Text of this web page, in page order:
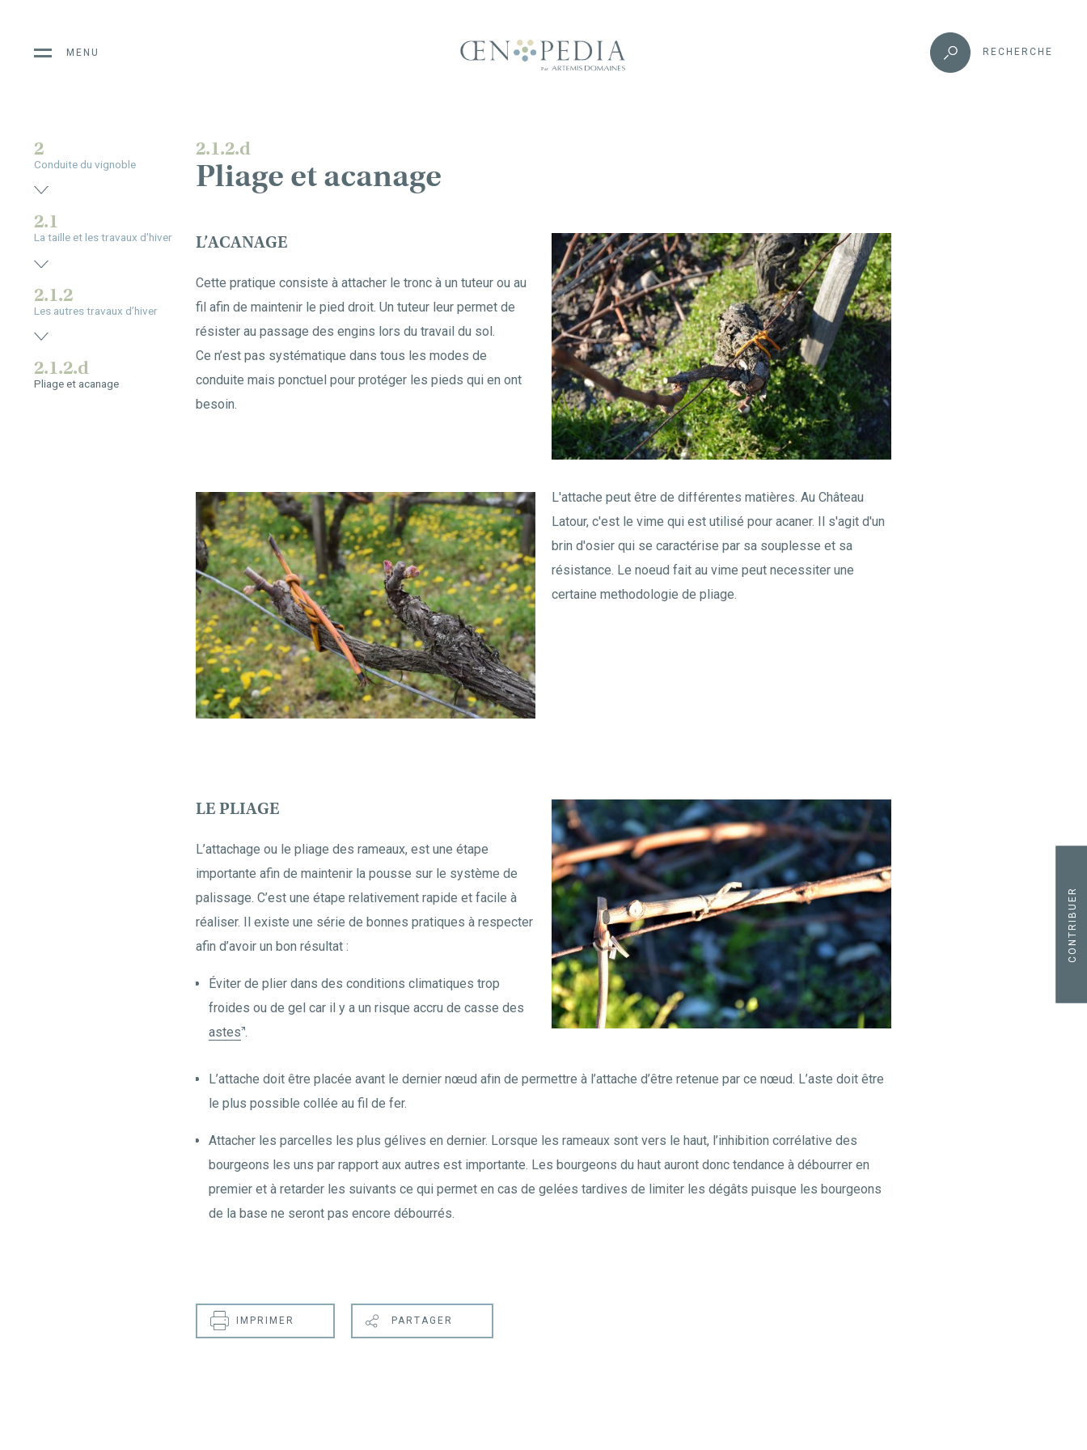
MENU RECHERCHE
2.1.2.d
Pliage et acanage
L’ACANAGE
Cette pratique consiste à attacher le tronc à un tuteur ou au
fil afin de maintenir le pied droit. Un tuteur leur permet de
résister au passage des engins lors du travail du sol.
Ce n’est pas systématique dans tous les modes de
conduite mais ponctuel pour protéger les pieds qui en ont
besoin.
L'attache peut être de différentes matières. Au Château
Latour, c'est le vime qui est utilisé pour acaner. Il s'agit d'un
brin d'osier qui se caractérise par sa souplesse et sa
résistance. Le noeud fait au vime peut necessiter une
certaine methodologie de pliage.
LE PLIAGE
L’attachage ou le pliage des rameaux, est une étape
importante afin de maintenir la pousse sur le système de
palissage. C’est une étape relativement rapide et facile à
réaliser. Il existe une série de bonnes pratiques à respecter
afin d’avoir un bon résultat :
Éviter de plier dans des conditions climatiques trop
froides ou de gel car il y a un risque accru de casse des
astes .
L’attache doit être placée avant le dernier nœud afin de permettre à l’attache d’être retenue par ce nœud. L’aste doit être
le plus possible collée au fil de fer.
Attacher les parcelles les plus gélives en dernier. Lorsque les rameaux sont vers le haut, l’inhibition corrélative des
bourgeons les uns par rapport aux autres est importante. Les bourgeons du haut auront donc tendance à débourrer en
premier et à retarder les suivants ce qui permet en cas de gelées tardives de limiter les dégâts puisque les bourgeons
de la base ne seront pas encore débourrés.
CONTRIBUER
IMPRIMER PARTAGER
2
Conduite du vignoble
2.1
La taille et les travaux d'hiver
2.1.2
Les autres travaux d’hiver
2.1.2.d
Pliage et acanage